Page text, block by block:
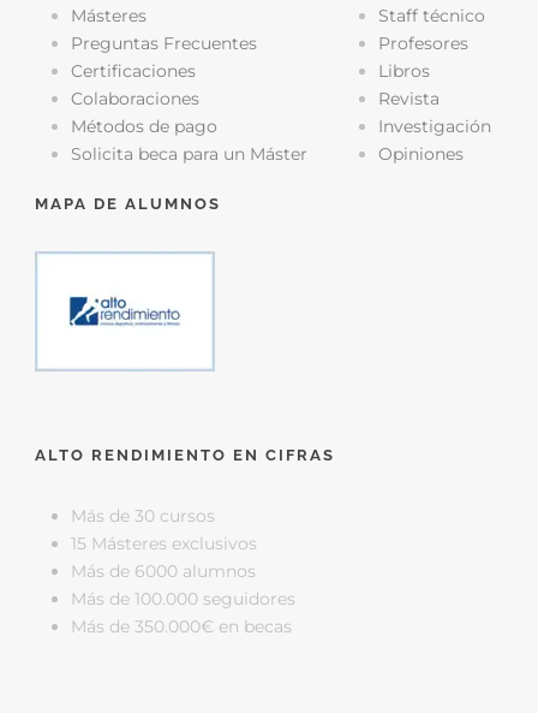
Másteres
Preguntas Frecuentes
Certificaciones
Colaboraciones
Métodos de pago
Solicita beca para un Máster
Staff técnico
Profesores
Libros
Revista
Investigación
Opiniones
MAPA DE ALUMNOS
ALTO RENDIMIENTO EN CIFRAS
Más de 30 cursos
15 Másteres exclusivos
Más de 6000 alumnos
Más de 100.000 seguidores
Más de 350.000€ en becas